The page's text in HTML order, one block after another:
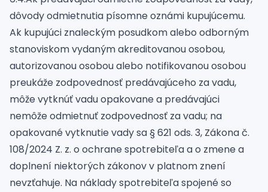
dôvody odmietnutia písomne oznámi kupujúcemu.
Ak kupujúci znaleckým posudkom alebo odborným
stanoviskom vydaným akreditovanou osobou,
autorizovanou osobou alebo notifikovanou osobou
preukáže zodpovednosť predávajúceho za vadu,
môže vytknúť vadu opakovane a predávajúci
nemôže odmietnuť zodpovednosť za vadu; na
opakované vytknutie vady sa § 621 ods. 3, Zákona č.
108/2024 Z. z. o ochrane spotrebiteľa a o zmene a
doplnení niektorých zákonov v platnom znení
nevzťahuje. Na náklady spotrebiteľa spojené so